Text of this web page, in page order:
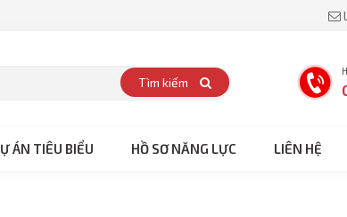
Tìm kiếm
ÁN TIÊU BIỂU HỒ SƠ NĂNG LỰC LIÊN HỆ